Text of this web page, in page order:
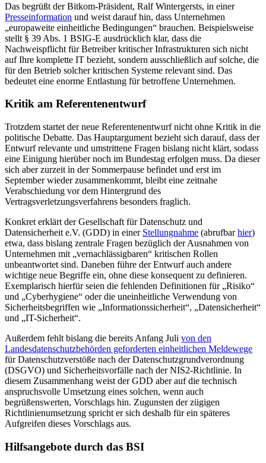
Das begrüßt der Bitkom-Präsident, Ralf Wintergersts, in einer
Presseinformation und weist darauf hin, dass Unternehmen
„europaweite einheitliche Bedingungen“ brauchen. Beispielsweise
stellt § 39 Abs. 1 BSIG-E ausdrücklich klar, dass die
Nachweispflicht für Betreiber kritischer Infrastrukturen sich nicht
auf Ihre komplette IT bezieht, sondern ausschließlich auf solche, die
für den Betrieb solcher kritischen Systeme relevant sind. Das
bedeutet eine enorme Entlastung für betroffene Unternehmen.
Kritik am Referentenentwurf
Trotzdem startet der neue Referentenentwurf nicht ohne Kritik in die
politische Debatte. Das Hauptargument bezieht sich darauf, dass der
Entwurf relevante und umstrittene Fragen bislang nicht klärt, sodass
eine Einigung hierüber noch im Bundestag erfolgen muss. Da dieser
sich aber zurzeit in der Sommerpause befindet und erst im
September wieder zusammenkommt, bleibt eine zeitnahe
Verabschiedung vor dem Hintergrund des
Vertragsverletzungsverfahrens besonders fraglich.
Konkret erklärt der Gesellschaft für Datenschutz und
Datensicherheit e.V. (GDD) in einer Stellungnahme (abrufbarhier)
etwa, dass bislang zentrale Fragen bezüglich der Ausnahmen von
Unternehmen mit „vernachlässigbaren“ kritischen Rollen
unbeantwortet sind. Daneben führe der Entwurf auch andere
wichtige neue Begriffe ein, ohne diese konsequent zu definieren.
Exemplarisch hierfür seien die fehlenden Definitionen für „Risiko“
und „Cyberhygiene“ oder die uneinheitliche Verwendung von
Sicherheitsbegriffen wie „Informationssicherheit“, „Datensicherheit“
und „IT-Sicherheit“.
Außerdem fehlt bislang die bereits Anfang Juli von den
Landesdatenschutzbehörden geforderten einheitlichen Meldewege
für Datenschutzverstöße nach der Datenschutzgrundverordnung
(DSGVO) und Sicherheitsvorfälle nach der NIS2-Richtlinie. In
diesem Zusammenhang weist der GDD aber auf die technisch
anspruchsvolle Umsetzung eines solchen, wenn auch
begrüßenswerten, Vorschlags hin. Zugunsten der zügigen
Richtlinienumsetzung spricht er sich deshalb für ein späteres
Aufgreifen dieses Vorschlags aus.
Hilfsangebote durch das BSI